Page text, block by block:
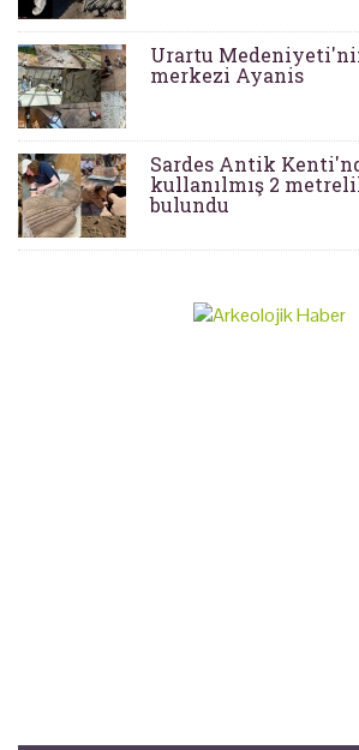
Urartu
merkezi Ayanis
Sardes Antik
kullanılmış 2
bulundu